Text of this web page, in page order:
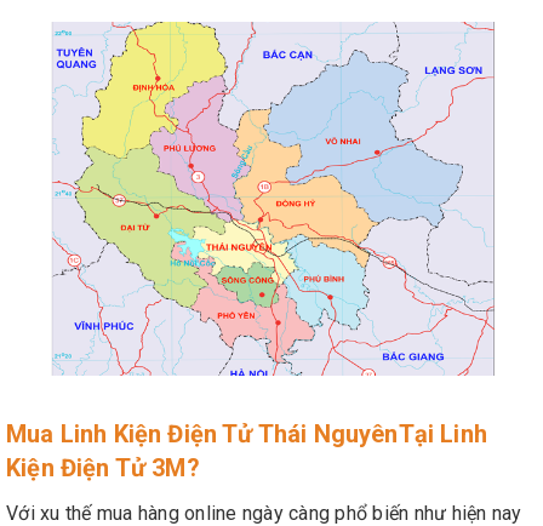
Mua Linh Kiện Điện Tử Thái NguyênTại Linh
Kiện Điện Tử 3M?
Với xu thế mua hàng online ngày càng phổ biến như hiện nay